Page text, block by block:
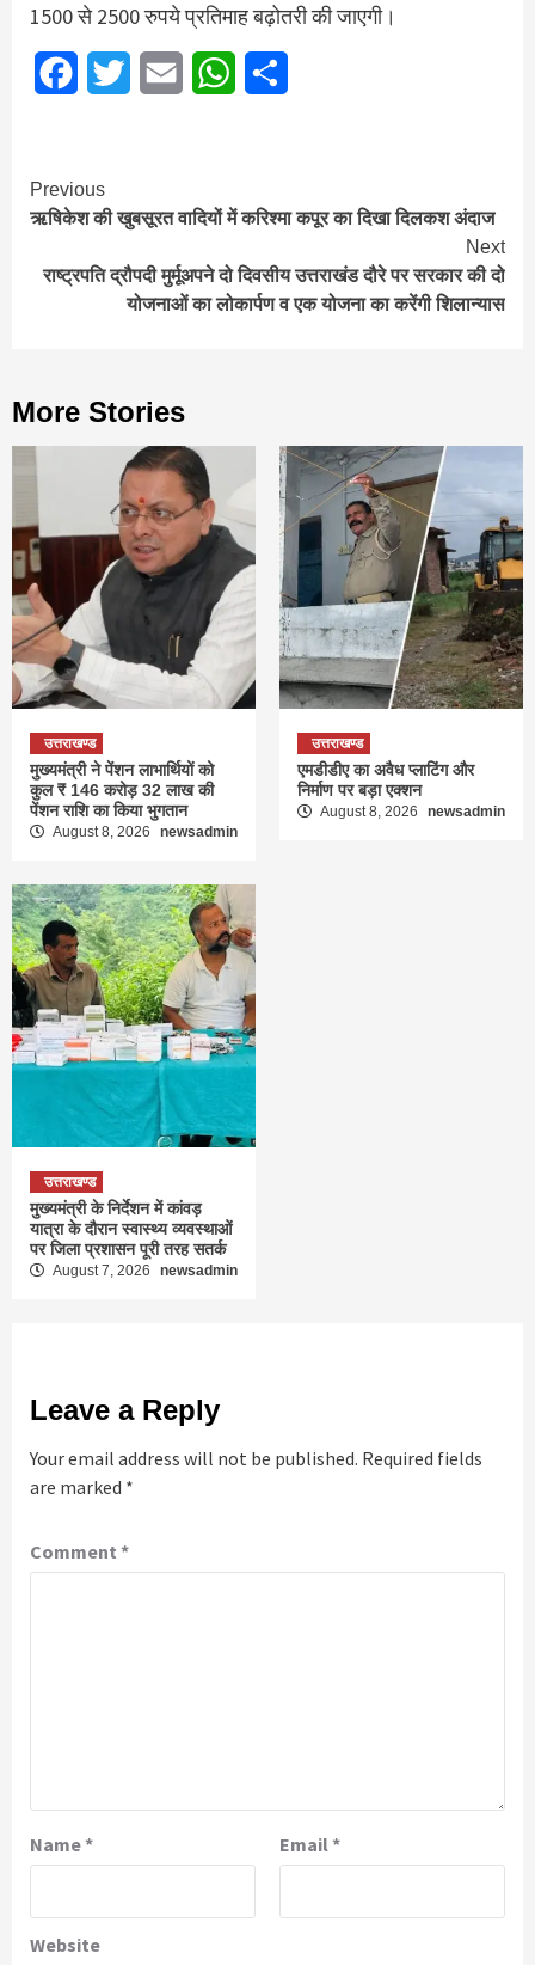
1500 से 2500 रुपये प्रतिमाह बढ़ोतरी की जाएगी।
FacebookTwitter Email WhatsApp
Continue
Reading
Previous
ऋषिकेश की खुबसूरत वादियों में करिश्मा कपूर का दिखा दिलकश अंदाज
Next
राष्ट्रपति द्रौपदी मुर्मूअपने दो दिवसीय उत्तराखंड दौरे पर सरकार की दो
योजनाओं का लोकार्पण व एक योजना का करेंगी शिलान्यास
More Stories
उत्तराखण्ड
मुख्यमंत्री ने पेंशन लाभार्थियों को
कुल ₹ 146 करोड़ 32 लाख की
पेंशन राशि का किया भुगतान
August 8, 2026 newsadmin
उत्तराखण्ड
एमडीडीए का अवैध प्लाटिंग और
निर्माण पर बड़ा एक्शन
August 8, 2026 newsadmin
उत्तराखण्ड
मुख्यमंत्री के निर्देशन में कांवड़
यात्रा के दौरान स्वास्थ्य व्यवस्थाओं
पर जिला प्रशासन पूरी तरह सतर्क
August 7, 2026 newsadmin
Leave a Reply
Your email address will not be published. Required fields
are marked *
Comment *
Name* Email *
Website